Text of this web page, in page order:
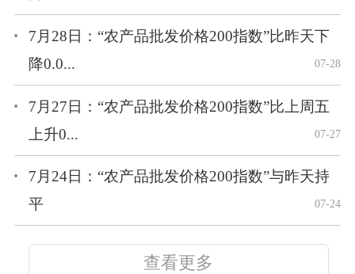
7月28日：“农产品批发价格200指数”比昨天下
降0.0...
07-28
7月27日：“农产品批发价格200指数”比上周五
上升0...
07-27
7月24日：“农产品批发价格200指数”与昨天持
平
07-24
查看更多